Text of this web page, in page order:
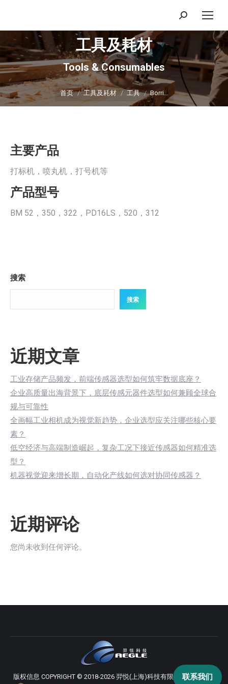
搜
索：
工具及耗材
Tools & Consumables
你在这里：
首页 工具及耗材 工具 Borri…
主要产品
打标机，喷丸机，打号机等
产品型号
BM 52，350，322，PD16LS，520，312
搜索
搜索
近期文章
工业存储产品频发，前端传感器选型如何筑牢数据底座？
企业高质量出海背景下，底层传感元器件选型如何兼顾全球合
规与可靠性
全画幅工业相机成为视觉新趋势，企业选型应关注哪些核心要
素？
低空经济与高端制造崛起，复杂工况下接近传感器如何精准选
型？
机器视觉迎来增长期，自动化产线如何选对协同传感器？
近期评论
您尚未收到任何评论。
版权信息 COPYRIGHT © 2018-2026 羿悦(上海)科技有限公司 版权所有
联系我们